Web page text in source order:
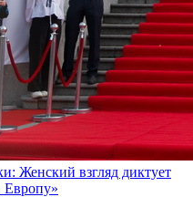
Женский взгляд диктует
Европу»